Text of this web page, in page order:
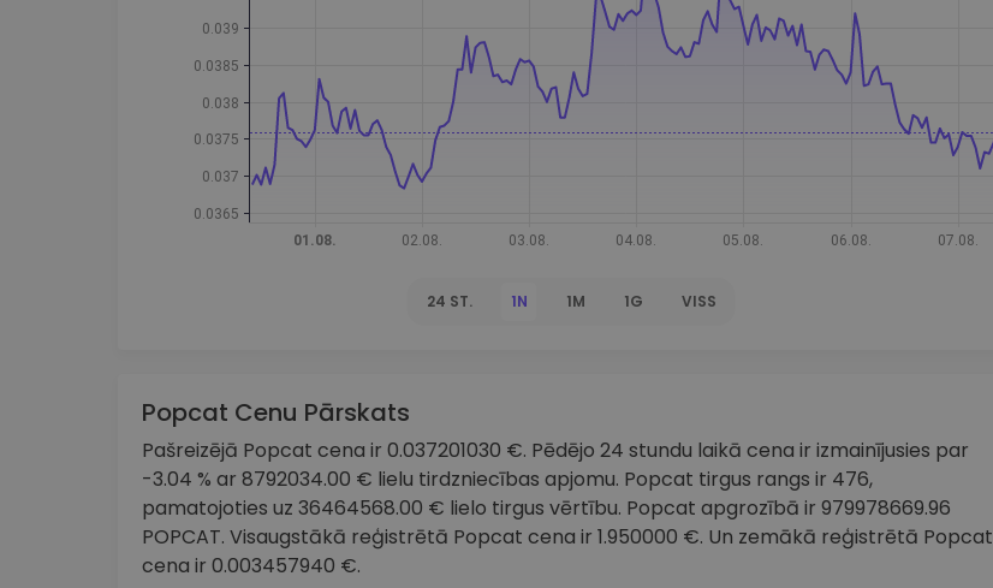
Ieguldījumu palīgs
Atrodi savu kripto stratēģiju
24 ST. 1N 1M 1G VISS
Popcat Cenu Pārskats
Pašreizējā Popcat cena ir 0.037201030 €. Pēdējo 24 stundu laikā cena ir izmainījusies par
-3.04 % ar 8792034.00 € lielu tirdzniecības apjomu. Popcat tirgus rangs ir 476,
pamatojoties uz 36464568.00 € lielo tirgus vērtību. Popcat apgrozībā ir 979978669.96
POPCAT. Visaugstākā reģistrētā Popcat cena ir 1.950000 €. Un zemākā reģistrētā Popcat
cena ir 0.003457940 €.